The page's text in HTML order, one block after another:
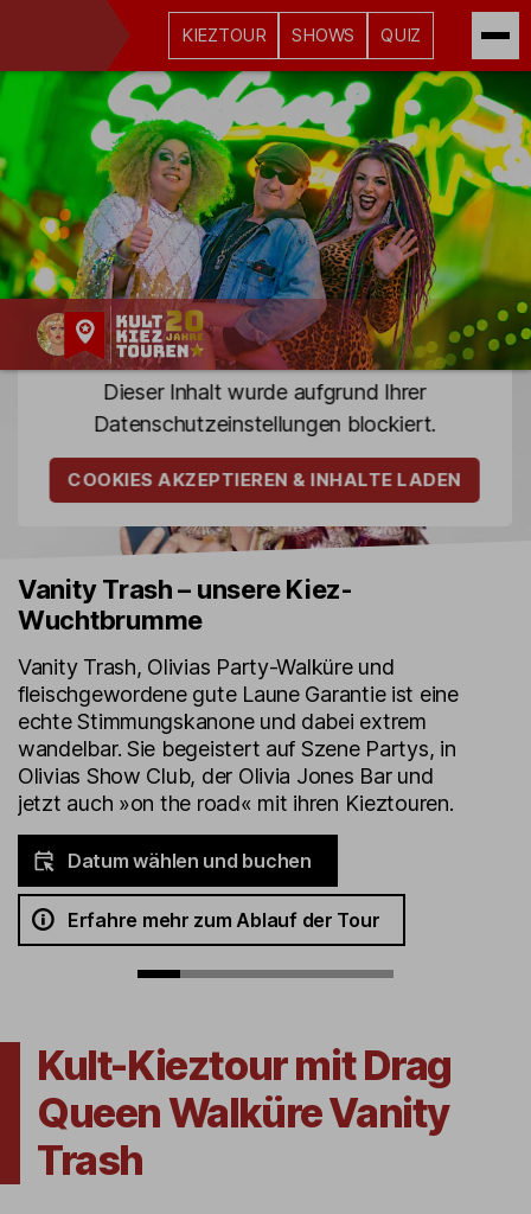
KIEZTOUR SHOWS QUIZ
Kult-
Kieztouren
Hamburg
Dieser Inhalt wurde aufgrund Ihrer
Datenschutz­einstellungen blockiert.
COOKIES AKZEPTIEREN & INHALTE LADEN
Vanity Trash – unsere Kiez-
Wuchtbrumme
Vanity Trash, Olivias Party-Walküre und
fleischgewordene gute Laune Garantie ist eine
echte Stimmungskanone und dabei extrem
wandelbar. Sie begeistert auf Szene Partys, in
Olivias Show Club, der Olivia Jones Bar und
jetzt auch »on the road« mit ihren Kieztouren.
Datum wählen und buchen
Erfahre mehr zum Ablauf der Tour
Kult-Kieztour mit Drag
Queen Walküre Vanity
Trash